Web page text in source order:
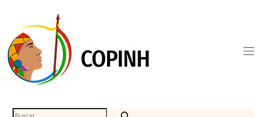
content
Buscar